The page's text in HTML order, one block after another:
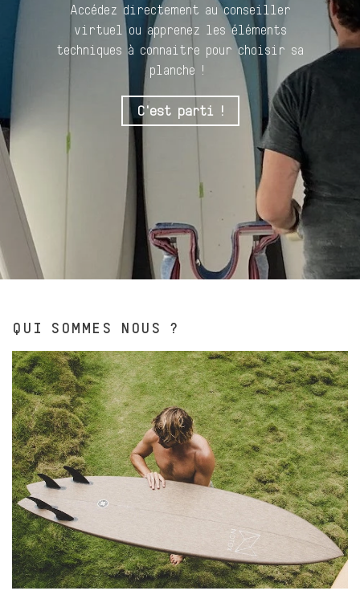
Accédez directement au conseiller
virtuel ou apprenez les éléments
techniques à connaitre pour choisir sa
planche !
C'est parti !
QUI SOMMES NOUS ?